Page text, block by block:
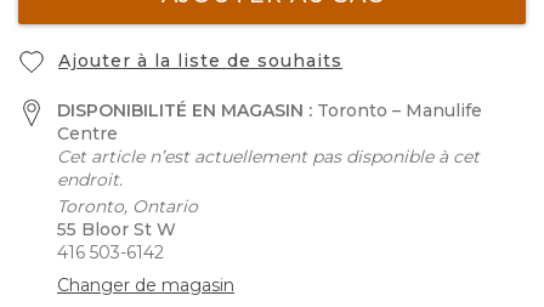
Ajouter à la liste de souhaits
DISPONIBILITÉ EN MAGASIN : Toronto – Manulife
Centre
Cet article n’est actuellement pas disponible à cet
endroit.
Toronto, Ontario
55 Bloor St W
416 503-6142
Changer de magasin